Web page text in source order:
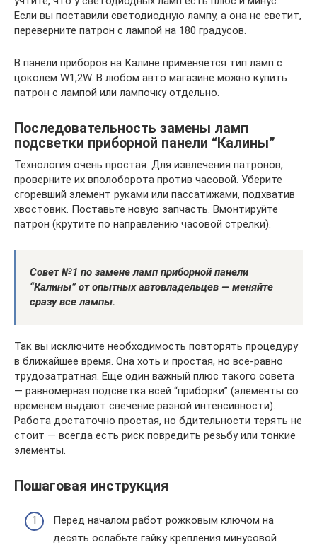
Если вы поставили светодиодную лампу, а она не светит,
переверните патрон с лампой на 180 градусов.
В панели приборов на Калине применяется тип ламп с
цоколем W1,2W. В любом авто магазине можно купить
патрон с лампой или лампочку отдельно.
Последовательность замены ламп
подсветки приборной панели “Калины”
Технология очень простая. Для извлечения патронов,
проверните их вполоборота против часовой. Уберите
сгоревший элемент руками или пассатижами, подхватив
хвостовик. Поставьте новую запчасть. Вмонтируйте
патрон (крутите по направлению часовой стрелки).
Совет №1 по замене ламп приборной панели
“Калины” от опытных автовладельцев — меняйте
сразу все лампы.
Так вы исключите необходимость повторять процедуру
в ближайшее время. Она хоть и простая, но все-равно
трудозатратная. Еще один важный плюс такого совета
— равномерная подсветка всей “приборки” (элементы со
временем выдают свечение разной интенсивности).
Работа достаточно простая, но бдительности терять не
стоит — всегда есть риск повредить резьбу или тонкие
элементы.
Пошаговая инструкция
Перед началом работ рожковым ключом на
десять ослабьте гайку крепления минусовой